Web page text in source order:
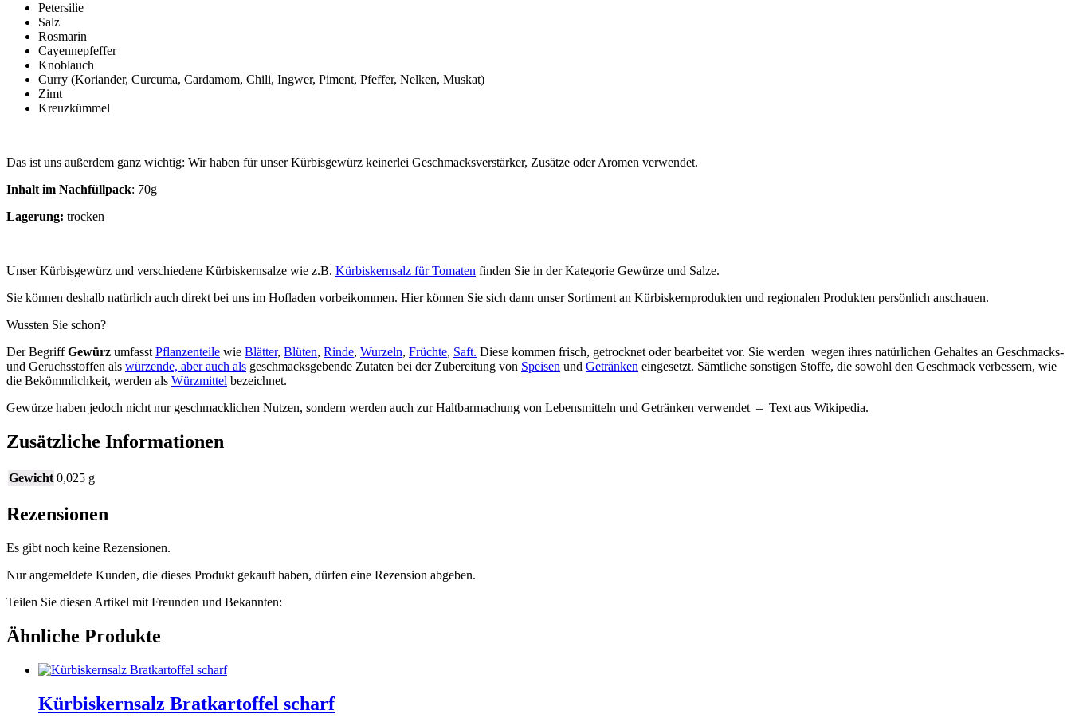
Petersilie
Salz
Rosmarin
Cayennepfeffer
Knoblauch
Curry (Koriander, Curcuma, Cardamom, Chili, Ingwer, Piment, Pfeffer, Nelken, Muskat)
Zimt
Kreuzkümmel
Das ist uns außerdem ganz wichtig: Wir haben für unser Kürbisgewürz keinerlei Geschmacksverstärker, Zusätze oder Aromen verwendet.
Inhalt im Nachfüllpack: 70g
Lagerung: trocken
Unser Kürbisgewürz und verschiedene Kürbiskernsalze wie z.B. Kürbiskernsalz für Tomaten finden Sie in der Kategorie Gewürze und Salze.
Sie können deshalb natürlich auch direkt bei uns im Hofladen vorbeikommen. Hier können Sie sich dann unser Sortiment an Kürbiskernprodukten und regionalen Produkten persönlich anschauen.
Wussten Sie schon?
Der BegriffGewürz umfasst Pflanzenteile wie Blätter, Blüten, Rinde, Wurzeln, Früchte, Saft. Diese kommen frisch, getrocknet oder bearbeitet vor. Sie werden wegen ihres natürlichen Gehaltes an Geschmacks-
und Geruchsstoffen als würzende, aber auch als geschmacksgebende Zutaten bei der Zubereitung von Speisen und Getränken eingesetzt. Sämtliche sonstigen Stoffe, die sowohl den Geschmack verbessern, wie
die Bekömmlichkeit, werden als Würzmittel bezeichnet.
Gewürze haben jedoch nicht nur geschmacklichen Nutzen, sondern werden auch zur Haltbarmachung von Lebensmitteln und Getränken verwendet – Text aus Wikipedia.
Zusätzliche Informationen
Gewicht 0,025 g
Rezensionen
Es gibt noch keine Rezensionen.
Nur angemeldete Kunden, die dieses Produkt gekauft haben, dürfen eine Rezension abgeben.
Teilen Sie diesen Artikel mit Freunden und Bekannten:
Ähnliche Produkte
Kürbiskernsalz Bratkartoffel scharf